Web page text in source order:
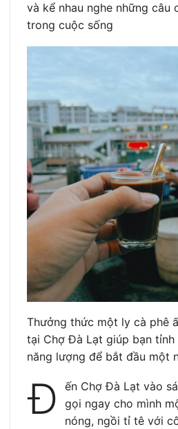
và kể nhau nghe những câu
trong cuộc sống
Thưởng thức một ly cà phê
tại Chợ Đà Lạt giúp bạn
năng lượng để bắt đầu một
Đ
ến Chợ Đà Lạt vào
gọi ngay cho mình
nóng, ngồi tỉ tê với